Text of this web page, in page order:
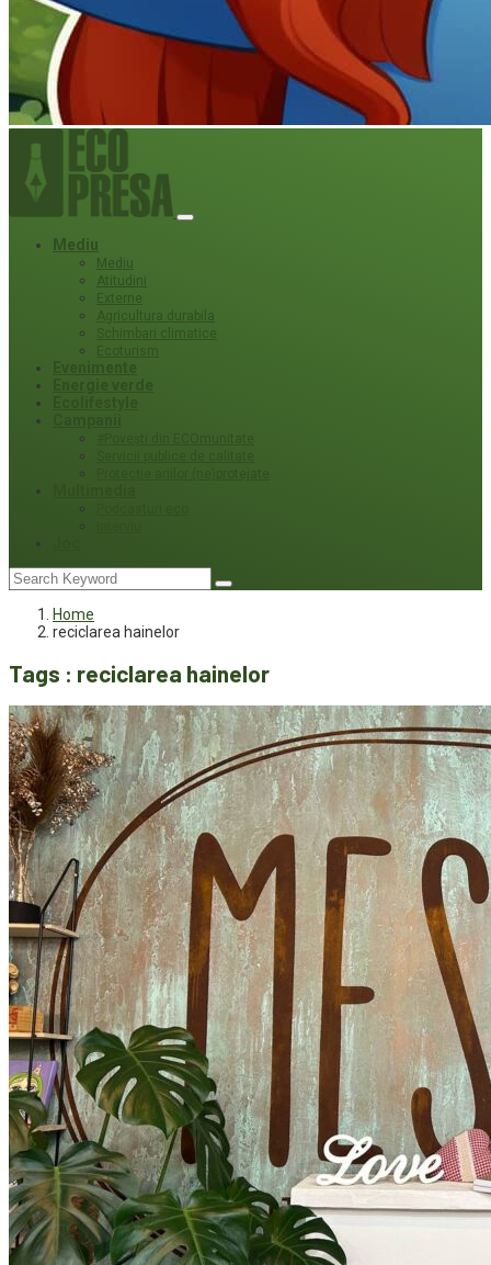
Mediu
Mediu
Atitudini
Externe
Agricultura durabila
Schimbari climatice
Ecoturism
Home
reciclarea hainelor
Tags : reciclarea hainelor